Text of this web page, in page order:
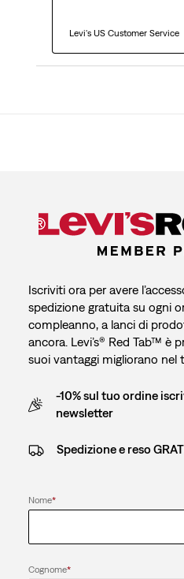
  Levi's US Customer Service
Iscriviti ora per avere
spedizione gratuita su ogni
compleanno, a lanci di
ancora. Levi’s® Red Tab™ è
suoi vantaggi migliorano nel
-10% sul tuo ordine
newsletter
Spedizione e reso
Nome*
Cognome*